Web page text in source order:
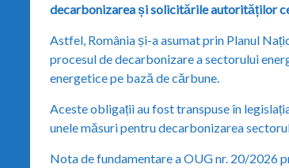
decarbonizarea și solicitările autorităților
Astfel, România și-a asumat prin Planul
procesul de decarbonizare a sectorului
energetice pe bază de cărbune.
Aceste obligații au fost transpuse în
unele măsuri pentru decarbonizarea
Nota de fundamentare a OUG nr. 20/2026